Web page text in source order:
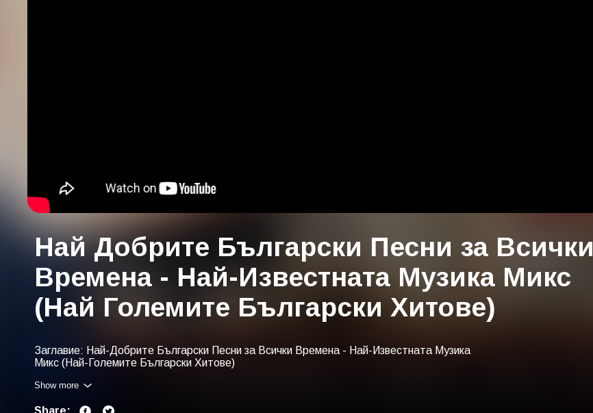
Най Добрите Български Песни за Всички
Времена - Най-Известната Музика Микс
(Най Големите Български Хитове)
Заглавие: Най-Добрите Български Песни за Всички Времена - Най-Известната Музика
Микс (Най-Големите Български Хитове)
Намерете нашия плейлист с тези ключови думи: най-добри български песни, български
Show more
Share: